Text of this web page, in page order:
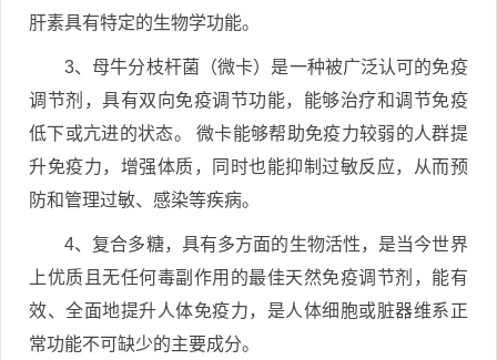
肝素具有特定的生物学功能。
3、母牛分枝杆菌（微卡）是一种被广泛认可的免疫
调节剂，具有双向免疫调节功能，能够治疗和调节免疫
低下或亢进的状态。 微卡能够帮助免疫力较弱的人群提
升免疫力，增强体质，同时也能抑制过敏反应，从而预
防和管理过敏、感染等疾病。
4、复合多糖，具有多方面的生物活性，是当今世界
上优质且无任何毒副作用的最佳天然免疫调节剂，能有
效、全面地提升人体免疫力，是人体细胞或脏器维系正
常功能不可缺少的主要成分。